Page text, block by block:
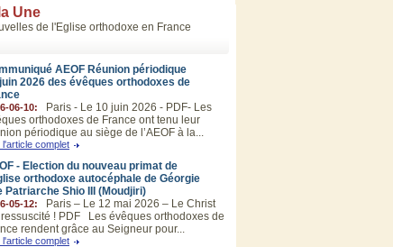
Une
de l'Eglise orthodoxe en France
AEOF Réunion périodique
2026 des évêques orthodoxes de
06-10:
Paris - Le 10 juin 2026 - PDF- Les
orthodoxes de France ont tenu leur
périodique au siège de l’AEOF à la...
l'article complet
- Election du nouveau primat de
orthodoxe autocéphale de Géorgie
Patriarche Shio III (Moudjiri)
05-12:
Paris – Le 12 mai 2026 – Le Christ
! PDF Les évêques orthodoxes de
rendent grâce au Seigneur pour...
l'article complet